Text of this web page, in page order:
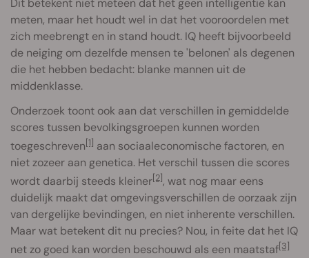
Dit betekent niet meteen dat het geen intelligentie kan
meten, maar het houdt wel in dat het vooroordelen met
zich meebrengt en in stand houdt. IQ heeft bijvoorbeeld
de neiging om dezelfde mensen te 'belonen' als degenen
die het hebben bedacht: blanke mannen uit de
middenklasse.
Onderzoek toont ook aan dat verschillen in gemiddelde
scores tussen bevolkingsgroepen kunnen worden
toegeschreven[1] aan sociaaleconomische factoren, en
niet zozeer aan genetica. Het verschil tussen die scores
wordt daarbij steeds kleiner[2], wat nog maar eens
duidelijk maakt dat omgevingsverschillen de oorzaak zijn
van dergelijke bevindingen, en niet inherente verschillen.
Maar wat betekent dit nu precies? Nou, in feite dat het IQ
net zo goed kan worden beschouwd als een maatstaf[3]